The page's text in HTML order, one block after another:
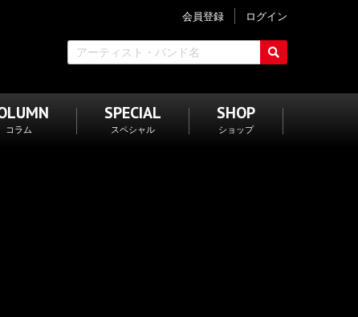
会員登録 ログイン
コラム
SPECIAL
スペシャル
SHOP
ショップ